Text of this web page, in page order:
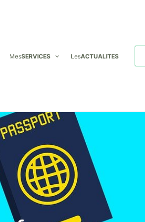
MesSERVICES LesACTUALITES